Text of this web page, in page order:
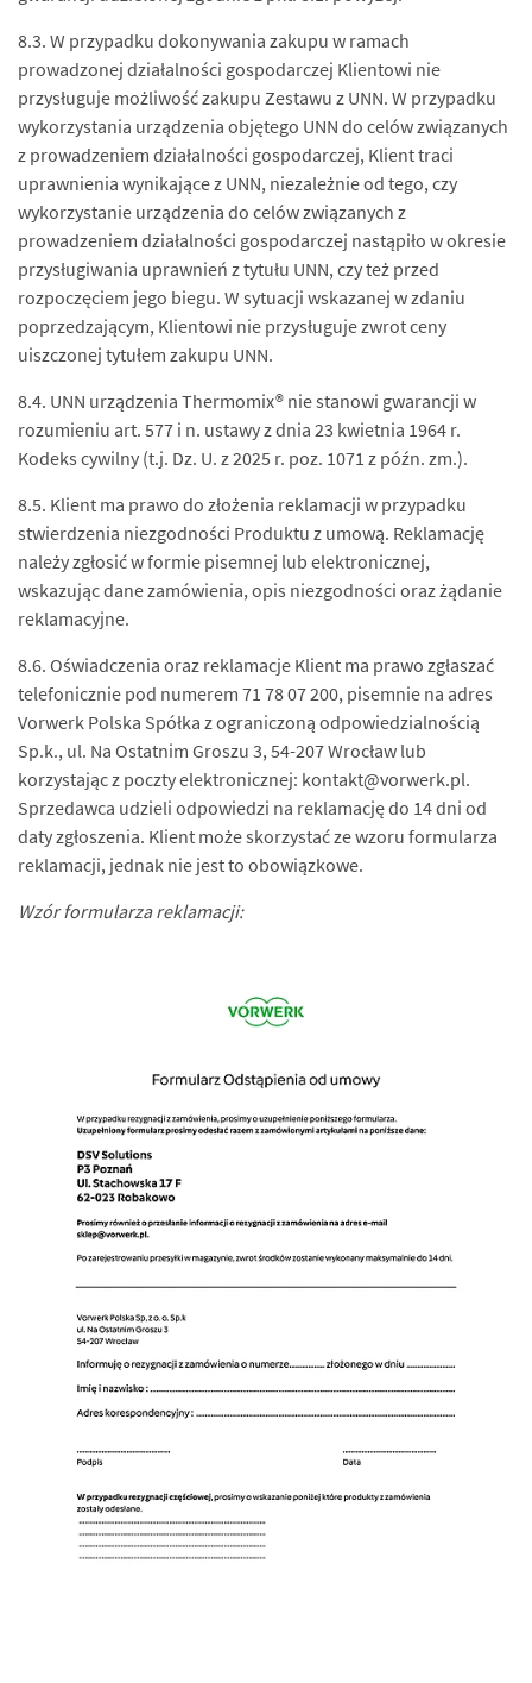
8.3. W przypadku dokonywania zakupu w ramach
prowadzonej działalności gospodarczej Klientowi nie
przysługuje możliwość zakupu Zestawu z UNN. W przypadku
wykorzystania urządzenia objętego UNN do celów związanych
z prowadzeniem działalności gospodarczej, Klient traci
uprawnienia wynikające z UNN, niezależnie od tego, czy
wykorzystanie urządzenia do celów związanych z
prowadzeniem działalności gospodarczej nastąpiło w okresie
przysługiwania uprawnień z tytułu UNN, czy też przed
rozpoczęciem jego biegu. W sytuacji wskazanej w zdaniu
poprzedzającym, Klientowi nie przysługuje zwrot ceny
uiszczonej tytułem zakupu UNN.
8.4. UNN urządzenia Thermomix® nie stanowi gwarancji w
rozumieniu art. 577 i n. ustawy z dnia 23 kwietnia 1964 r.
Kodeks cywilny (t.j. Dz. U. z 2025 r. poz. 1071 z późn. zm.).
8.5. Klient ma prawo do złożenia reklamacji w przypadku
stwierdzenia niezgodności Produktu z umową. Reklamację
należy zgłosić w formie pisemnej lub elektronicznej,
wskazując dane zamówienia, opis niezgodności oraz żądanie
reklamacyjne.
8.6. Oświadczenia oraz reklamacje Klient ma prawo zgłaszać
telefonicznie pod numerem 71 78 07 200, pisemnie na adres
Vorwerk Polska Spółka z ograniczoną odpowiedzialnością
Sp.k., ul. Na Ostatnim Groszu 3, 54-207 Wrocław lub
korzystając z poczty elektronicznej: kontakt@vorwerk.pl.
Sprzedawca udzieli odpowiedzi na reklamację do 14 dni od
daty zgłoszenia. Klient może skorzystać ze wzoru formularza
reklamacji, jednak nie jest to obowiązkowe.
Wzór formularza reklamacji: